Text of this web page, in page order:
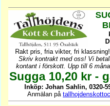
Rakt pris, fria vikter, fri
Skriv kontrakt med oss! Vi
kontant i förskott. Upp till 6
Sugga 10,20 kr -
Inköp: Johan Sahlin, 0320-
Anmälan på